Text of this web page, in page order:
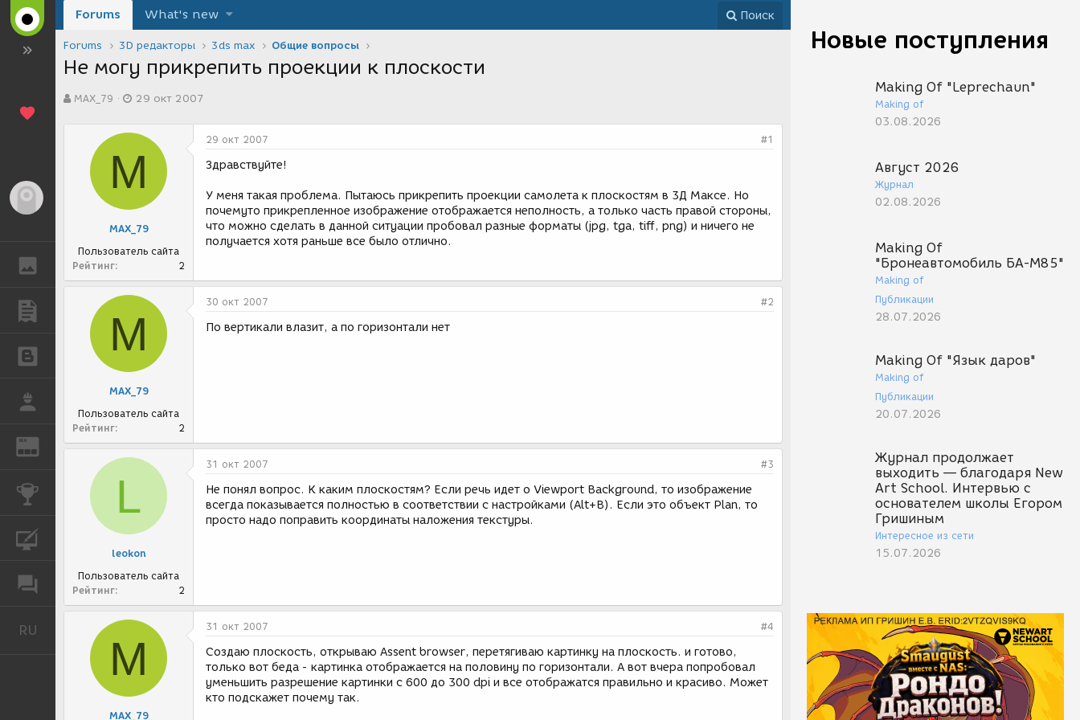
ГАЛЕРЕЯ
ПУБЛИКАЦИИ
БЛОГИ
REN ЖУРНАЛ
КОНКУРСЫ
ФОРУМ
RU Русский
Новые поступления
Making Of "Leprechaun"
Making of
03.08.2026
Август 2026
Журнал
02.08.2026
Making Of
"Бронеавтомобиль БА-М85"
Making of
Публикации
28.07.2026
Making Of "Язык даров"
Making of
Публикации
20.07.2026
Журнал продолжает
выходить — благодаря New
Art School. Интервью с
основателем школы Егором
Гришиным
Интересное из сети
15.07.2026
Forums What's new Поиск
Forums 3D редакторы 3ds max Общие вопросы
Не могу прикрепить проекции к плоскости
в
MAX_79
а
а
о
з
д
и
я
29 окт 2007
M
MAX_79
Пользователь сайта
Рейтинг
2
29 окт 2007 #1
Здравствуйте!
У меня такая проблема. Пытаюсь прикрепить проекции самолета к плоскостям в 3Д Максе. Но
почемуто прикрепленное изображение отображается неполность, а только часть правой стороны,
что можно сделать в данной ситуации пробовал разные форматы (jpg, tga, tiff, png) и ничего не
получается хотя раньше все было отлично.
M
MAX_79
Пользователь сайта
Рейтинг
2
30 окт 2007 #2
По вертикали влазит, а по горизонтали нет
L
leokon
Пользователь сайта
Рейтинг
2
31 окт 2007 #3
Не понял вопрос. К каким плоскостям? Если речь идет о Viewport Background, то изображение
всегда показывается полностью в соответствии с настройками (Alt+B). Если это объект Plan, то
просто надо поправить координаты наложения текстуры.
M
MAX_79
31 окт 2007 #4
Создаю плоскость, открываю Assent browser, перетягиваю картинку на плоскость. и готово,
только вот беда - картинка отображается на половину по горизонтали. А вот вчера попробовал
уменьшить разрешение картинки с 600 до 300 dpi и все отображатся правильно и красиво. Может
кто подскажет почему так.